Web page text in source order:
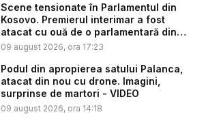
Scene tensionate în Parlamentul din
Kosovo. Premierul interimar a fost
atacat cu ouă de o parlamentară din
op...
09 august 2026, ora 17:23
Podul din apropierea satului Palanca,
atacat din nou cu drone. Imagini,
surprinse de martori - VIDEO
09 august 2026, ora 14:18